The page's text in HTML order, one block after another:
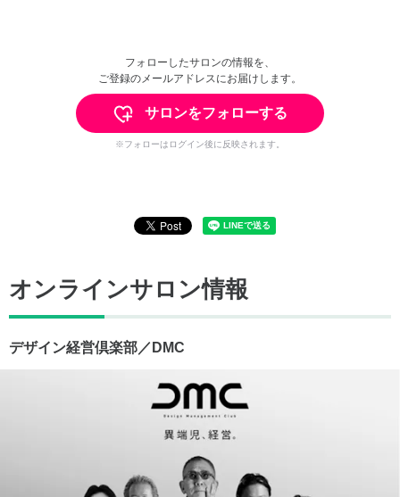
フォローしたサロンの情報を、
ご登録のメールアドレスにお届けします。
サロンをフォローする
※フォローはログイン後に反映されます。
オンラインサロン情報
デザイン経営倶楽部／DMC